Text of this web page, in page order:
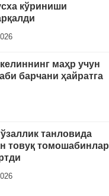
кўриниши
маҳр учун
барчани ҳайратга
танловида
товуқ томошабинлар